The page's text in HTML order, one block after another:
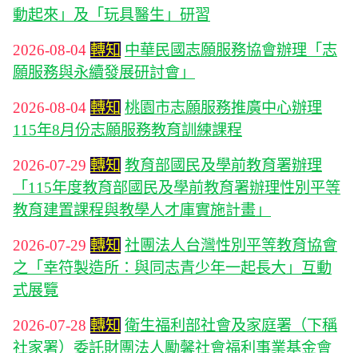
動起來」及「玩具醫生」研習
2026-08-04 轉知 中華民國志願服務協會辦理「志
願服務與永續發展研討會」
2026-08-04 轉知 桃園市志願服務推廣中心辦理
115年8月份志願服務教育訓練課程
2026-07-29 轉知 教育部國民及學前教育署辦理
「115年度教育部國民及學前教育署辦理性別平等
教育建置課程與教學人才庫實施計畫」
2026-07-29 轉知 社團法人台灣性別平等教育協會
之「幸符製造所：與同志青少年一起長大」互動
式展覽
2026-07-28 轉知 衛生福利部社會及家庭署（下稱
社家署）委託財團法人勵馨社會福利事業基金會